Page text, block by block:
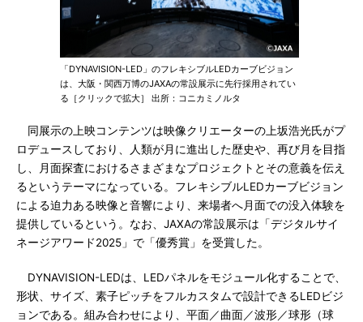
「DYNAVISION-LED」のフレキシブルLEDカーブビジョン
は、大阪・関西万博のJAXAの常設展示に先行採用されてい
る［クリックで拡大］ 出所：コニカミノルタ
同展示の上映コンテンツは映像クリエーターの上坂浩光氏がプ
ロデュースしており、人類が月に進出した歴史や、再び月を目指
し、月面探査におけるさまざまなプロジェクトとその意義を伝え
るというテーマになっている。フレキシブルLEDカーブビジョン
による迫力ある映像と音響により、来場者へ月面での没入体験を
提供しているという。なお、JAXAの常設展示は「デジタルサイ
ネージアワード2025」で「優秀賞」を受賞した。
DYNAVISION-LEDは、LEDパネルをモジュール化することで、
形状、サイズ、素子ピッチをフルカスタムで設計できるLEDビジ
ョンである。組み合わせにより、平面／曲面／波形／球形（球